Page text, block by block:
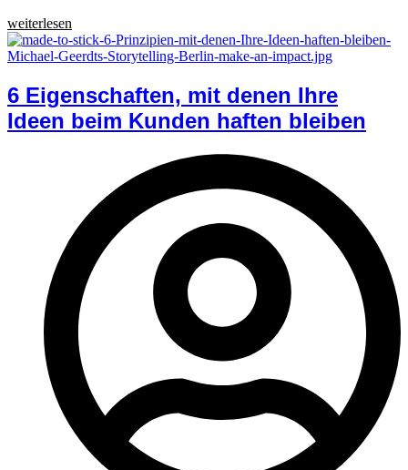
weiterlesen
6 Eigenschaften, mit denen Ihre
Ideen beim Kunden haften bleiben